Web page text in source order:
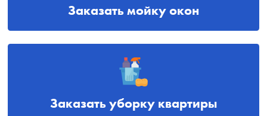
Заказать мойку окон
Заказать уборку квартиры